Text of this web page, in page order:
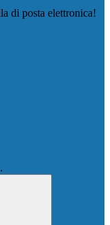
di posta elettronica!